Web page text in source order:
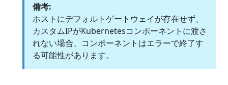
備考:
ホストにデフォルトゲートウェイが存在せず、
カスタムIPがKubernetesコンポーネントに渡さ
れない場合、コンポーネントはエラーで終了す
る可能性があります。